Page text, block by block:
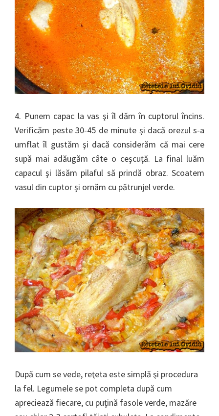
4. Punem capac la vas şi îl dăm în cuptorul încins.
Verificăm peste 30-45 de minute şi dacă orezul s-a
umflat îl gustăm şi dacă considerăm că mai cere
supă mai adăugăm câte o ceşcuţă. La final luăm
capacul şi lăsăm pilaful să prindă obraz. Scoatem
vasul din cuptor şi ornăm cu pătrunjel verde.
După cum se vede, reţeta este simplă şi procedura
la fel. Legumele se pot completa după cum
apreciează fiecare, cu puţină fasole verde, mazăre